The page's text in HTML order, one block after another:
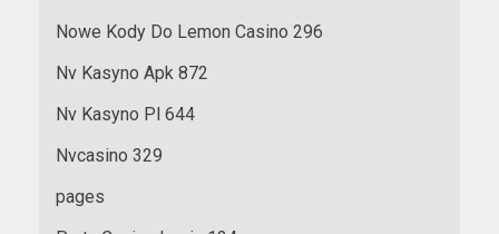
Nowe Kody Do Lemon Casino 296
Nv Kasyno Apk 872
Nv Kasyno Pl 644
Nvcasino 329
pages